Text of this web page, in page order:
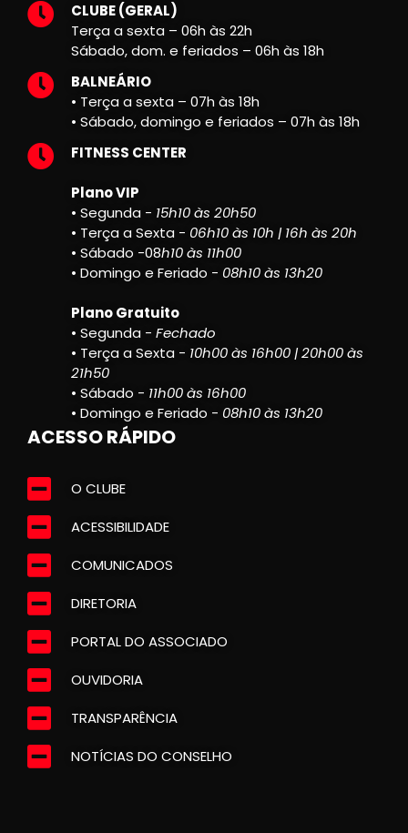
CLUBE (GERAL)
Terça a sexta – 06h às 22h
Sábado, dom. e feriados – 06h às 18h
BALNEÁRIO
• Terça a sexta – 07h às 18h
• Sábado, domingo e feriados – 07h às 18h
FITNESS CENTER
Plano VIP
• Segunda - 15h10 às 20h50
• Terça a Sexta - 06h10 às 10h | 16h às 20h
• Sábado -08h10 às 11h00
• Domingo e Feriado - 08h10 às 13h20
Plano Gratuito
• Segunda - Fechado
• Terça a Sexta - 10h00 às 16h00 | 20h00 às
21h50
• Sábado - 11h00 às 16h00
• Domingo e Feriado - 08h10 às 13h20
ACESSO RÁPIDO
O CLUBE
ACESSIBILIDADE
COMUNICADOS
DIRETORIA
PORTAL DO ASSOCIADO
OUVIDORIA
TRANSPARÊNCIA
NOTÍCIAS DO CONSELHO